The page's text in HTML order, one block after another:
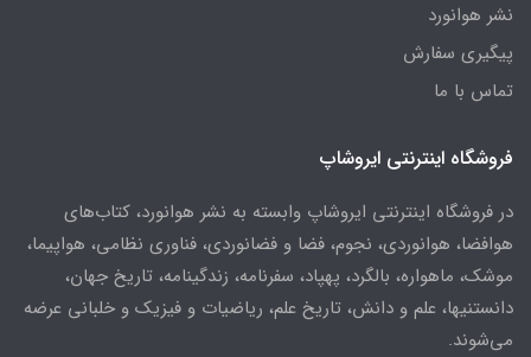
نشر هوانورد
پیگیری سفارش
تماس با ما
فروشگاه اینترنتی ایروشاپ
در فروشگاه اینترنتی ایروشاپ وابسته به نشر هوانورد، کتاب‌های
هوافضا، هوانوردی، نجوم، فضا و فضانوردی، فناوری نظامی، هواپیما،
موشک، ماهواره، بالگرد، پهپاد، سفرنامه، زندگینامه، تاریخ جهان،
دانستنیها، علم و دانش، تاریخ علم، ریاضیات و فیزیک و خلبانی عرضه
می‌شوند.